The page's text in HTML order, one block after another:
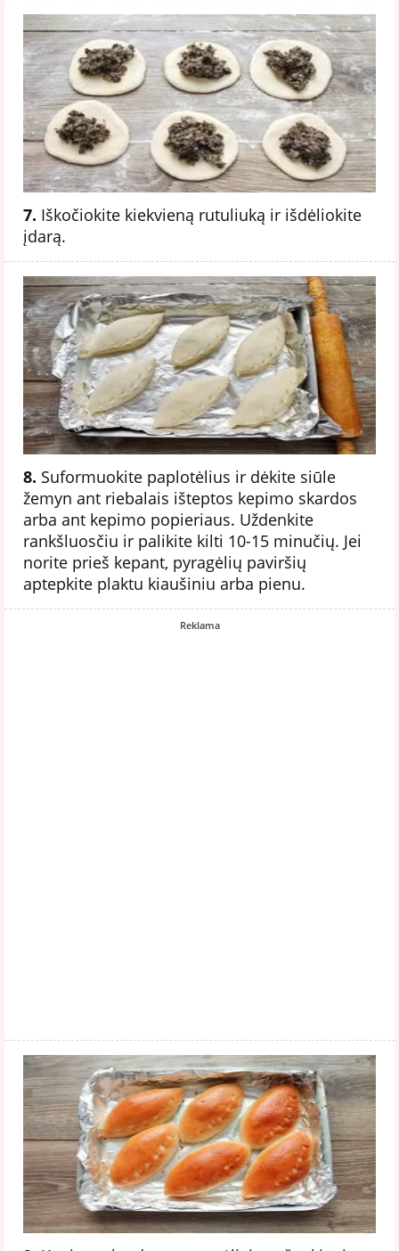
7. Iškočiokite kiekvieną rutuliuką ir išdėliokite
įdarą.
8. Suformuokite paplotėlius ir dėkite siūle
žemyn ant riebalais išteptos kepimo skardos
arba ant kepimo popieriaus. Uždenkite
rankšluosčiu ir palikite kilti 10-15 minučių. Jei
norite prieš kepant, pyragėlių paviršių
aptepkite plaktu kiaušiniu arba pienu.
Reklama